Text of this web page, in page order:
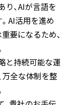
、AIが言語を
AI活用を進め
要になるため、
と持続可能な運
万全な体制を整